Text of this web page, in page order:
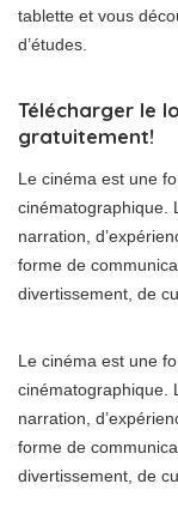
tablette et vous
d’études.
Télécharger le
gratuitement!
Le cinéma est une
cinématographique.
narration,
forme de
divertissement, de
Le cinéma est une
cinématographique.
narration,
forme de
divertissement, de